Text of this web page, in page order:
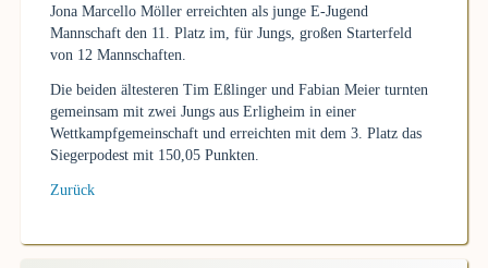
Jona Marcello Möller erreichten als junge E-Jugend
Mannschaft den 11. Platz im, für Jungs, großen Starterfeld
von 12 Mannschaften.
Die beiden ältesteren Tim Eßlinger und Fabian Meier turnten
gemeinsam mit zwei Jungs aus Erligheim in einer
Wettkampfgemeinschaft und erreichten mit dem 3. Platz das
Siegerpodest mit 150,05 Punkten.
Zurück